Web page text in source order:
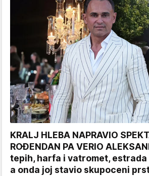
KRALJ HLEBA NAPRAVIO
ROĐENDAN PA VERIO
tepih, harfa i vatromet, estrada
a onda joj stavio skupoceni